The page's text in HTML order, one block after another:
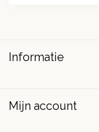
Informatie
Mijn account